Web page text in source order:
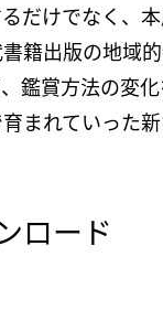
だけでなく、
籍出版の地域
鑑賞方法の変
まれていった
ロード